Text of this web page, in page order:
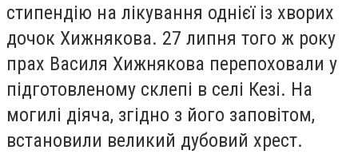
стипендію на лікування однієї із хворих
дочок Хижнякова. 27 липня того ж року
прах Василя Хижнякова перепоховали у
підготовленому склепі в селі Кезі. На
могилі діяча, згідно з його заповітом,
встановили великий дубовий хрест.